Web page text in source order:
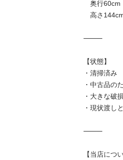
奥行60cm
高さ
⸻
【状態】
・清掃済み
・中古品の
・大きな破
・現状渡し
⸻
【当店につ